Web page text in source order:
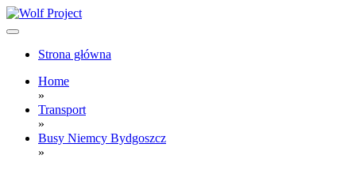
Skip
to
Wolf Project
Strona główna
Home
»
Transport
»
Busy Niemcy Bydgoszcz
»